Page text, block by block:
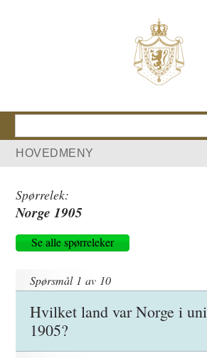
HOVEDMENY
Spørrelek:
Norge 1905
Se alle spørreleker
Spørsmål 1 av 10
Hvilket land var Norge i
1905?